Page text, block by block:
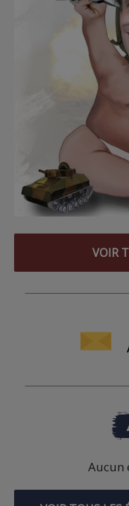
VOIR
Aucun